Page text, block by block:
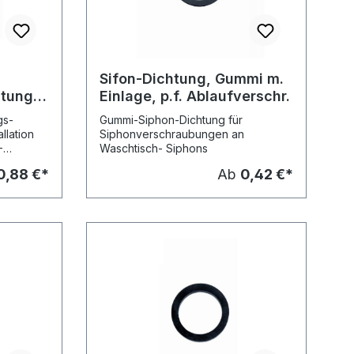
x 3
4") 42 x
40
8647
€*
Sifon-Dichtung, Gummi m.
Einlage, p.f. Ablaufverschr.
Gummi-Siphon-Dichtung für
Siphonverschraubungen an
Waschtisch- Siphons
Ab 0,42 €*